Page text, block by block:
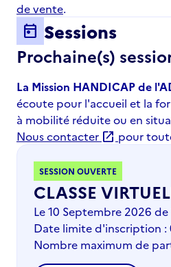
de vente.
today Sessions
Prochaine(s)
La Mission HANDICAP de
écoute pour l'accueil et la
à mobilité réduite ou en
Nous contacter open_in_new pour
SESSION OUVERTE
CLASSE
Le 10 Septembre 2026 de
Date limite d'inscription
Nombre maximum de